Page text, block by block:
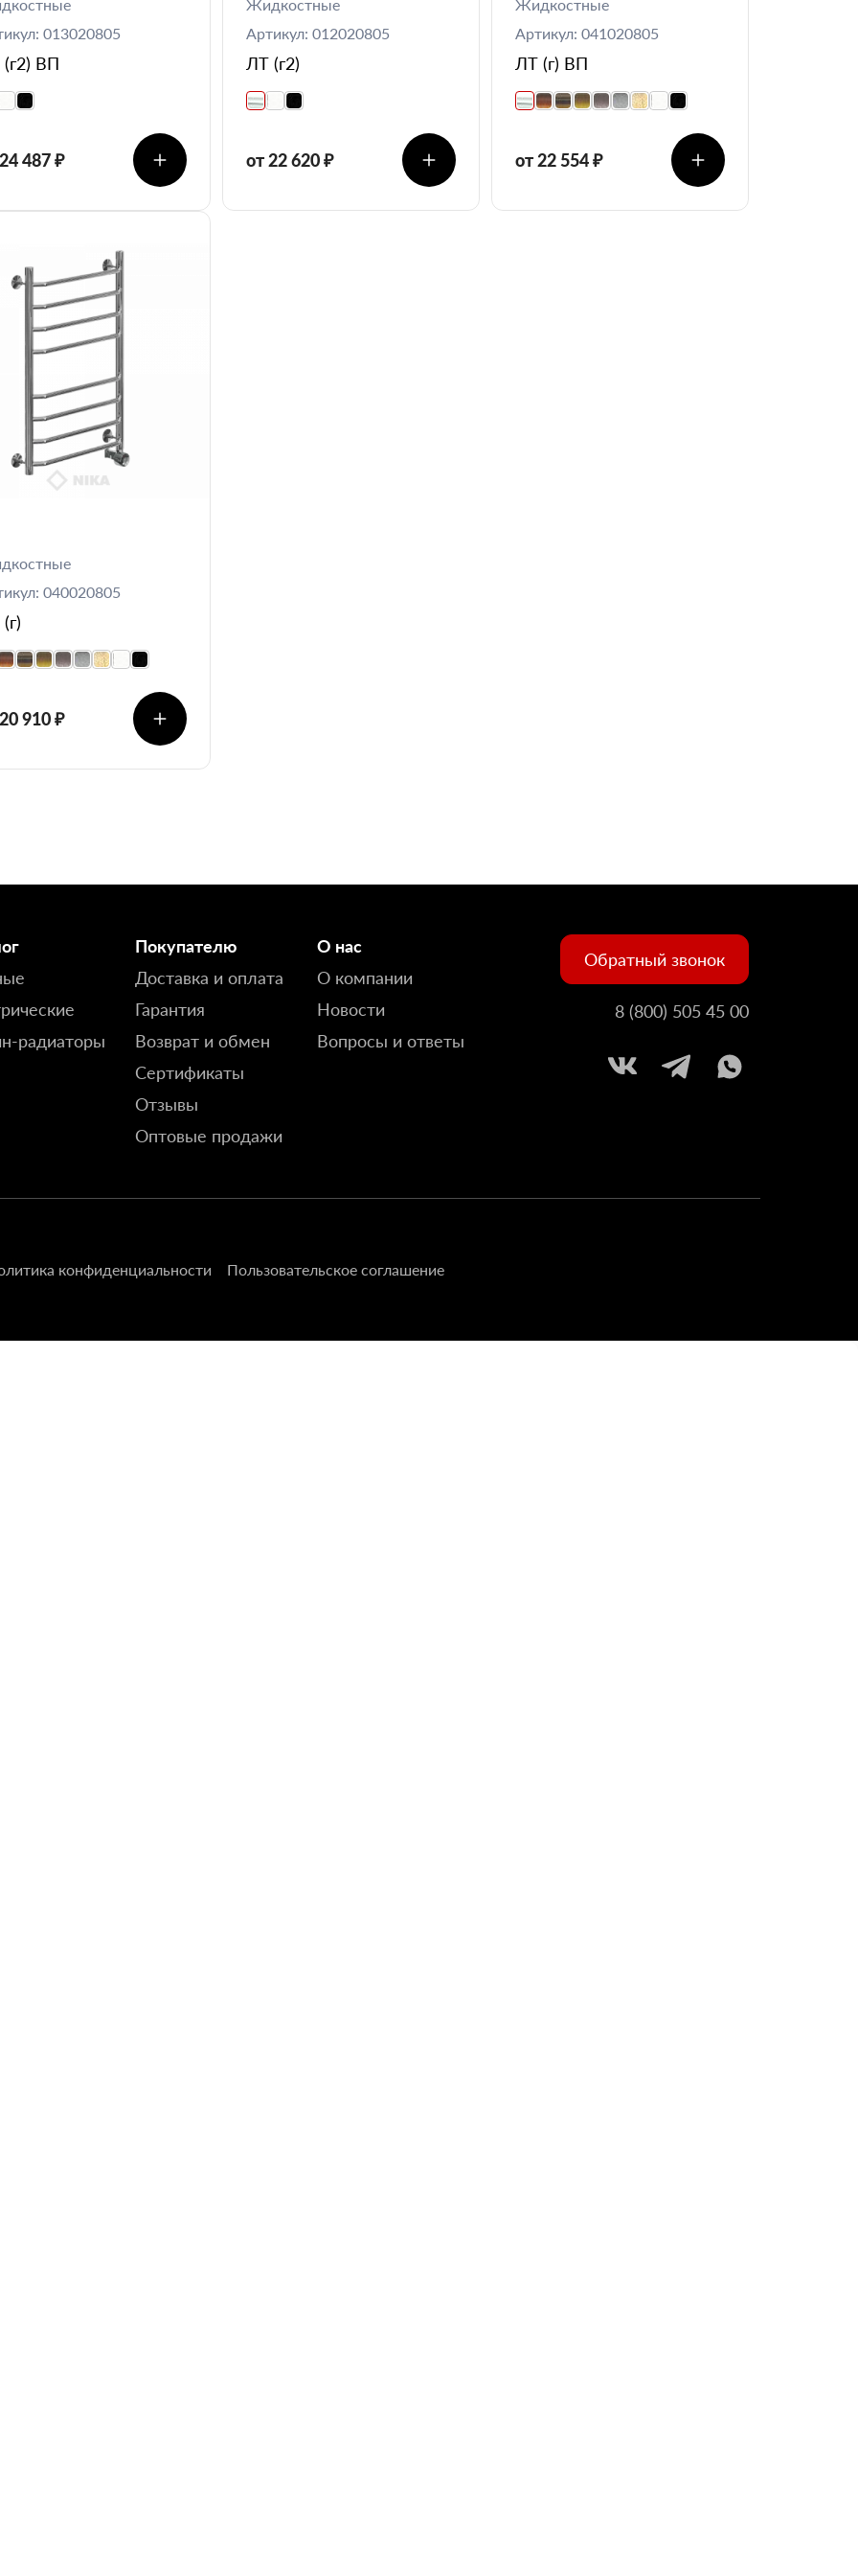
013020805
ВП
487 ₽
Жидкостные
Артикул: 012020805
ЛТ (г2)
от 22 620 ₽
Жидкостные
Артикул: 041020805
ЛТ (г) ВП
от 22 554 ₽
040020805
910 ₽
радиаторы
Покупателю
Доставка и оплата
Гарантия
Возврат и обмен
Сертификаты
Отзывы
Оптовые продажи
О нас
О компании
Новости
Вопросы и ответы
Обратный звонок
8 (800) 505 45 00
конфиденциальности Пользовательское соглашение